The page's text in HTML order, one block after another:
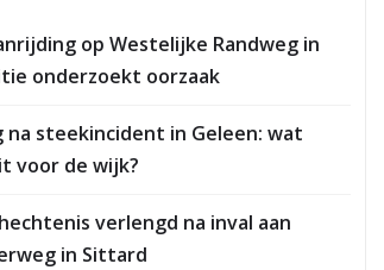
op Westelijke Randweg in
onderzoekt oorzaak
na steekincident in Geleen: wat
voor de wijk?
verlengd na inval aan
in Sittard